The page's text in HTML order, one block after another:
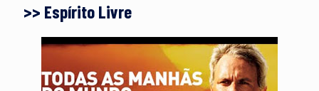
>> Espírito Livre